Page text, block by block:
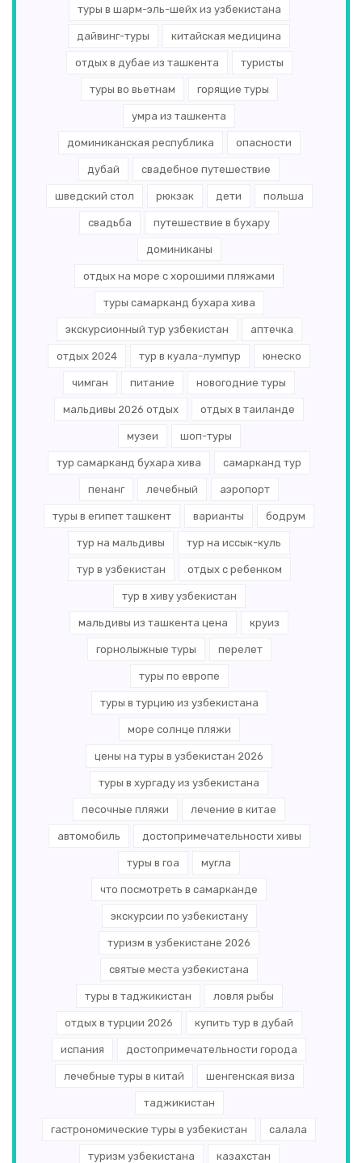
туры в шарм-эль-шейх из узбекистана
дайвинг-туры китайская медицина
отдых в дубае из ташкента туристы
туры во вьетнам горящие туры
умра из ташкента
доминиканская республика опасности
дубай свадебное путешествие
шведский стол рюкзак дети польша
свадьба путешествие в бухару
доминиканы
отдых на море с хорошими пляжами
туры самарканд бухара хива
экскурсионный тур узбекистан аптечка
отдых 2024 тур в куала-лумпур юнеско
чимган питание новогодние туры
мальдивы 2026 отдых отдых в таиланде
музеи шоп-туры
тур самарканд бухара хива самарканд тур
пенанг лечебный аэропорт
туры в египет ташкент варианты бодрум
тур на мальдивы тур на иссык-куль
тур в узбекистан отдых с ребенком
тур в хиву узбекистан
мальдивы из ташкента цена круиз
горнолыжные туры перелет
туры по европе
туры в турцию из узбекистана
море солнце пляжи
цены на туры в узбекистан 2026
туры в хургаду из узбекистана
песочные пляжи лечение в китае
автомобиль достопримечательности хивы
туры в гоа мугла
что посмотреть в самарканде
экскурсии по узбекистану
туризм в узбекистане 2026
святые места узбекистана
туры в таджикистан ловля рыбы
отдых в турции 2026 купить тур в дубай
испания достопримечательности города
лечебные туры в китай шенгенская виза
таджикистан
гастрономические туры в узбекистан салала
туризм узбекистана казахстан